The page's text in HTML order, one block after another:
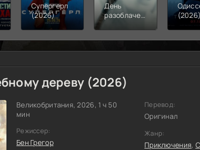
Супергерл
(2026)
День
разоблачения
дереву (2026)
Великобритания, 2026, 1 ч 50
мин
Режиссер:
Бен Грегор
Перевод:
Оригинал
Жанр:
Приключения,